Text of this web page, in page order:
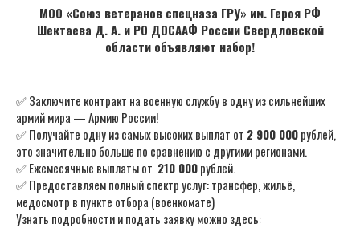
МОО «Союз ветеранов спецназа ГРУ» им. Героя РФ
Шектаева Д. А. и РО ДОСААФ России Свердловской
области объявляют набор!
✅ Заключите контракт на военную службу в одну из сильнейших
армий мира — Армию России!
✅ Получайте одну из самых высоких выплат от 2 900 000рублей,
это значительно больше по сравнению с другими регионами.
✅ Ежемесячные выплаты от 210 000рублей.
✅ Предоставляем полный спектр услуг: трансфер, жильё,
медосмотр в пункте отбора (военкомате)
Узнать подробности и подать заявку можно здесь: